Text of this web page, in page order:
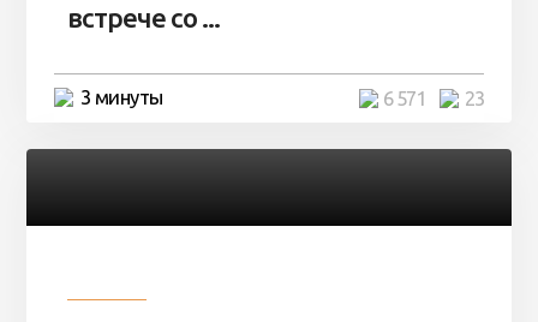
встрече со ...
3 минуты 23
6 571